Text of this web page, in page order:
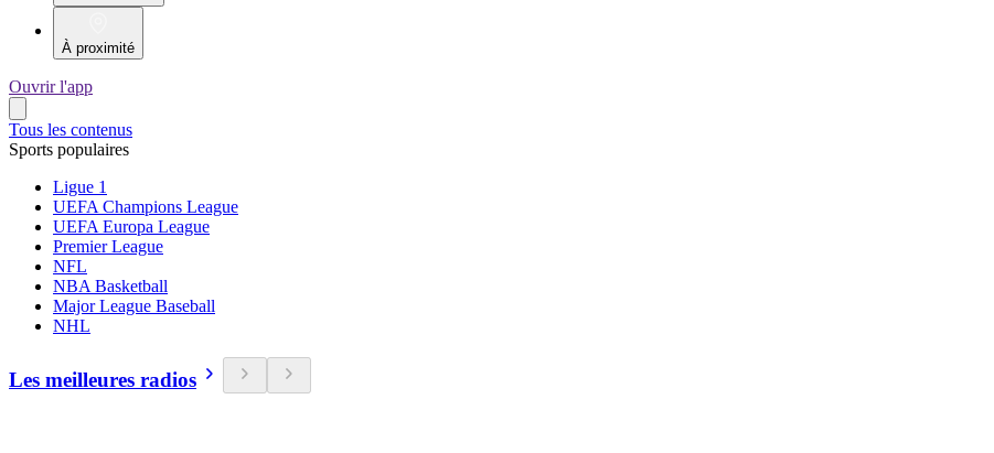
À proximité
Ouvrir l'app
Tous les contenus
Sports populaires
Ligue 1
UEFA Champions League
UEFA Europa League
Premier League
NFL
NBA Basketball
Major League Baseball
NHL
Les meilleures radios